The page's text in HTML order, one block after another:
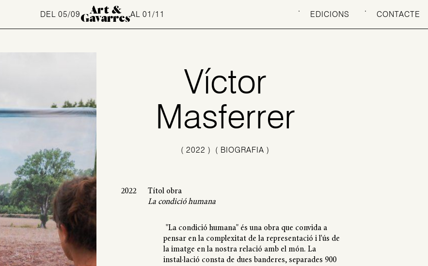
DEL 05/09 Art &
GavarresAL 01/11 EDICIONS CONTACTE
Víctor
Masferrer
(2022) ( BIOGRAFIA )
2022
Títol obra
La condició humana
"La condició humana" és una obra que convida a
pensar en la complexitat de la representació i l'ús de
la imatge en la nostra relació amb el món. La
instal·lació consta de dues banderes, separades 900